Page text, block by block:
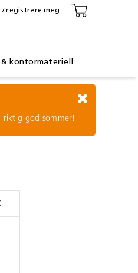
& kontormateriell
/ registrere meg
riktig god sommer!